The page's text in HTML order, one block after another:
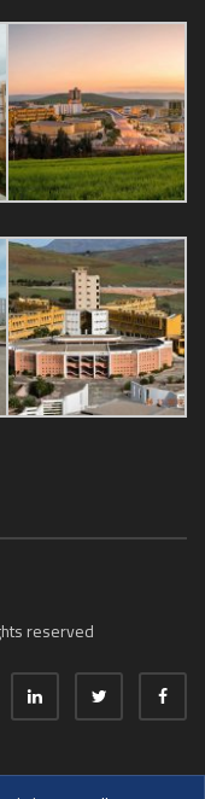
reserved